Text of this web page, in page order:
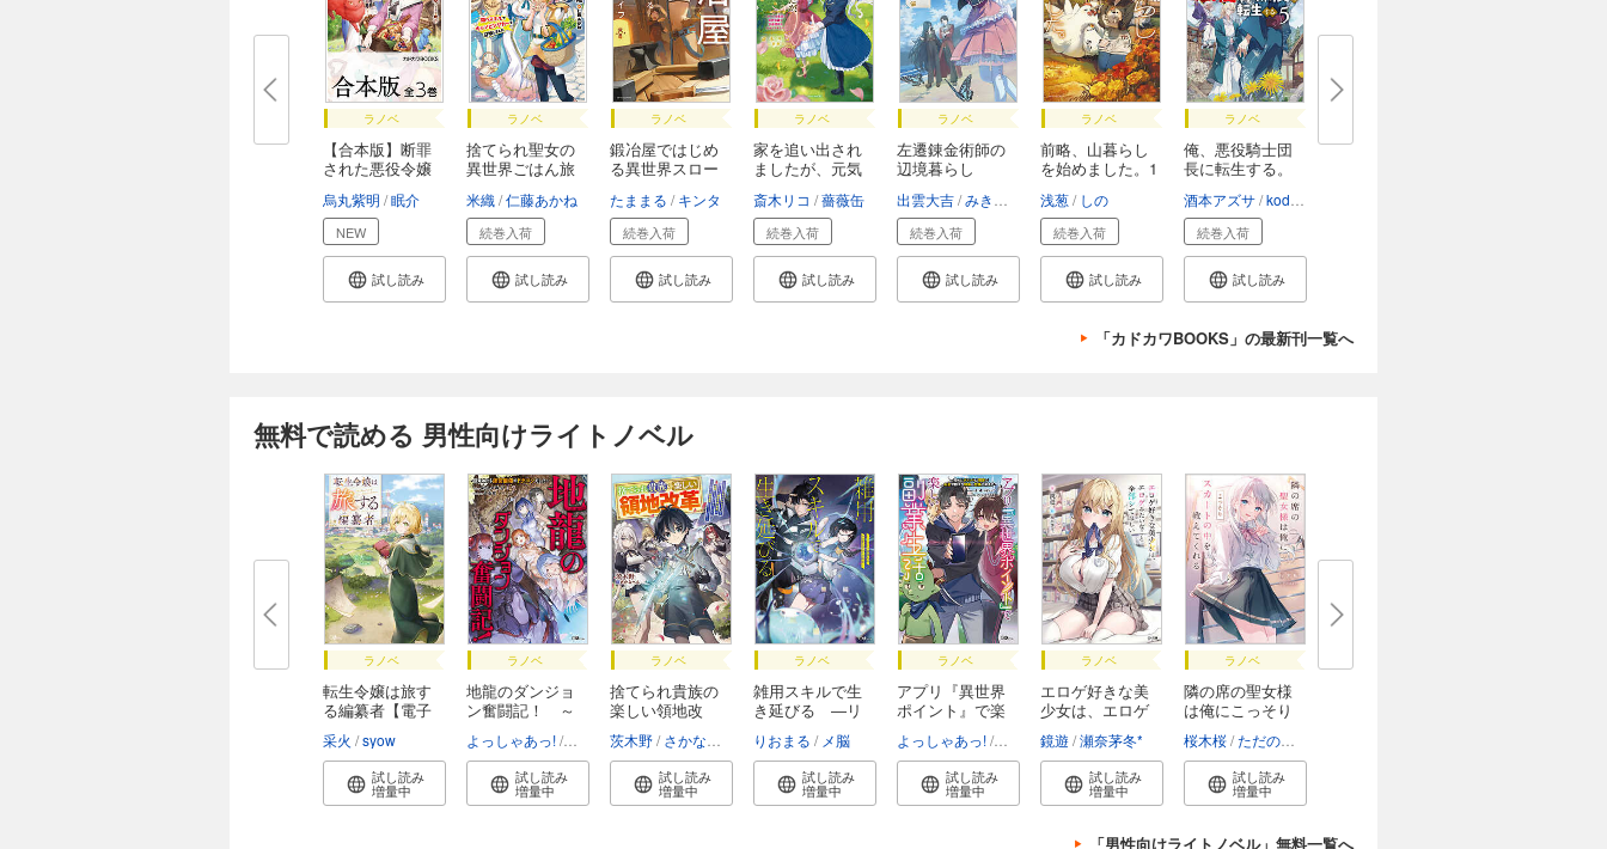
ラノベ
【合本版】断罪
された悪役令嬢
烏丸紫明 眠介
NEW
試し読み
ラノベ
捨てられ聖女の
異世界ごはん旅
米織 仁藤あかね
続巻入荷
試し読み
ラノベ
鍛冶屋ではじめ
る異世界スロー
たままる キンタ
続巻入荷
試し読み
ラノベ
家を追い出され
ましたが、元気
斎木リコ 薔薇缶
続巻入荷
試し読み
ラノベ
左遷錬金術師の
辺境暮らし
出雲大吉 みきさい
続巻入荷
試し読み
ラノベ
前略、山暮らし
を始めました。1
浅葱 しの
続巻入荷
試し読み
ラノベ
俺、悪役騎士団
長に転生する。
酒本アズサ kodamazon
続巻入荷
試し読み
「カドカワBOOKS」の最新刊一覧へ
無料で読める 男性向けライトノベル
ラノベ
転生令嬢は旅す
る編纂者【電子
采火 syow
試し読み
増量中
ラノベ
地龍のダンジョ
ン奮闘記！ ～
よっしゃあっ!
試し読み
増量中
ラノベ
捨てられ貴族の
楽しい領地改
茨木野 さかなへん
試し読み
増量中
ラノベ
雑用スキルで生
き延びる ―リ
りおまる メ脳
試し読み
増量中
ラノベ
アプリ『異世界
ポイント』で楽
よっしゃあっ! カラスBTK
試し読み
増量中
ラノベ
エロゲ好きな美
少女は、エロゲ
鏡遊 瀬奈茅冬*
試し読み
増量中
ラノベ
隣の席の聖女様
は俺にこっそり
桜木桜 ただのゆきこ
試し読み
増量中
「男性向けライトノベル」無料一覧へ